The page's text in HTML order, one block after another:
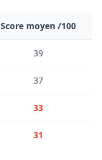
Score moyen /100
39
37
33
31